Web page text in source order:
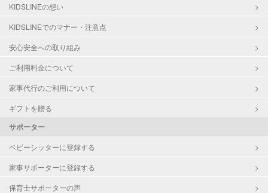
KIDSLINEの想い
KIDSLINEでのマナー・注意点
安心安全への取り組み
ご利用料金について
家事代行のご利用について
ギフトを贈る
サポーター
ベビーシッターに登録する
家事サポーターに登録する
保育士サポーターの声